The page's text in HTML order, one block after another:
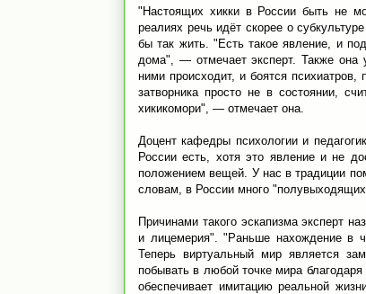
"Настоящих хикки в России быть не
реалиях речь идёт скорее о
бы так жить. "Есть такое явление, и
дома", — отмечает эксперт. Также она
ними происходит, и боятся психиатров,
затворника просто не в состоянии,
хикикомори", — отмечает она.
Доцент кафедры психологии и
России есть, хотя это явление и не
положением вещей. У нас в традиции
словам, в России много
Причинами такого эскапизма эксперт
и лицемерия". "Раньше нахождение в
Теперь виртуальный мир является
побывать в любой точке мира
обеспечивает имитацию реальной